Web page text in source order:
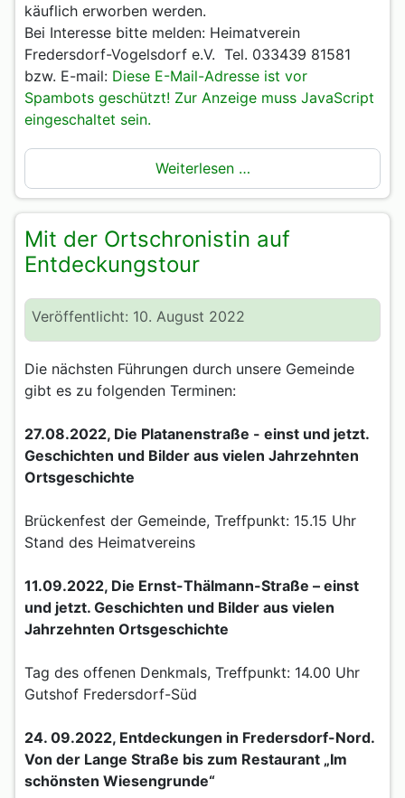
käuflich erworben werden.
Bei Interesse bitte melden: Heimatverein
Fredersdorf-Vogelsdorf e.V. Tel. 033439 81581
bzw. E-mail: Diese E-Mail-Adresse ist vor
Spambots geschützt! Zur Anzeige muss JavaScript
eingeschaltet sein.
Weiterlesen …
Mit der Ortschronistin auf
Entdeckungstour
Veröffentlicht: 10. August 2022
Die nächsten Führungen durch unsere Gemeinde
gibt es zu folgenden Terminen:
27.08.2022, Die Platanenstraße - einst und jetzt.
Geschichten und Bilder aus vielen Jahrzehnten
Ortsgeschichte
Brückenfest der Gemeinde, Treffpunkt: 15.15 Uhr
Stand des Heimatvereins
11.09.2022, Die Ernst-Thälmann-Straße – einst
und jetzt. Geschichten und Bilder aus vielen
Jahrzehnten Ortsgeschichte
Tag des offenen Denkmals, Treffpunkt: 14.00 Uhr
Gutshof Fredersdorf-Süd
24. 09.2022, Entdeckungen in Fredersdorf-Nord.
Von der Lange Straße bis zum Restaurant „Im
schönsten Wiesengrunde“